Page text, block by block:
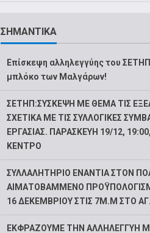
ΣΗΜΑΝΤΙΚΑ
Επίσκεψη αλληλεγγύης του
μπλόκο των Μαλγάρων!
ΣΕΤΗΠ:ΣΥΣΚΕΨΗ ΜΕ ΘΕΜΑ ΤΙΣ
ΣΧΕΤΙΚΑ ΜΕ ΤΙΣ ΣΥΛΛΟΓΙΚΕΣ
ΕΡΓΑΣΙΑΣ. ΠΑΡΑΣΚΕΥΗ 19/12,
ΚΕΝΤΡΟ
ΣΥΛΛΑΛΗΤΗΡΙΟ ΕΝΑΝΤΙΑ ΣΤΟΝ
ΑΙΜΑΤΟΒΑΜΜΕΝΟ
16 ΔΕΚΕΜΒΡΙΟΥ ΣΤΙΣ 7Μ.Μ ΣΤΟ
ΕΚΦΡΑΖΟΥΜΕ ΤΗΝ ΑΛΛΗΛΕΓΓΥΗ